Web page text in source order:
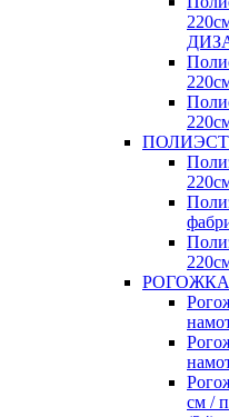
РОГОЖКА
см /